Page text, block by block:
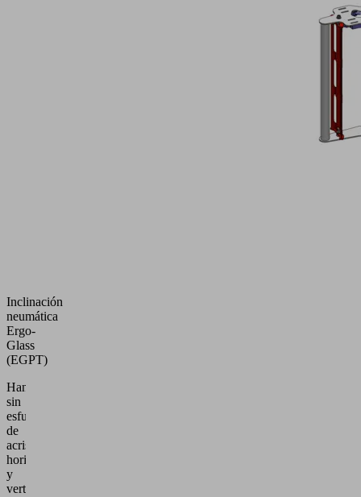
Inclinación
neumática
Ergo-
Glass
(EGPT)
Handling
sin
esfuerzo
de
acristalamientos
horizontales
y
verticales.